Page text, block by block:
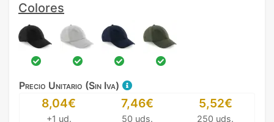
Colores
Precio Unitario (Sin Iva)
8,04€
+1 ud.
7,46€
50 uds.
5,52€
250 uds.